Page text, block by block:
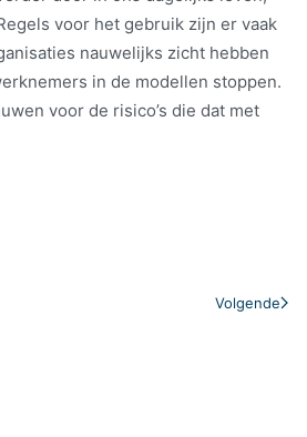
voor het gebruik zijn er vaak
nauwelijks zicht hebben
in de modellen stoppen.
voor de risico’s die dat met
Volgende